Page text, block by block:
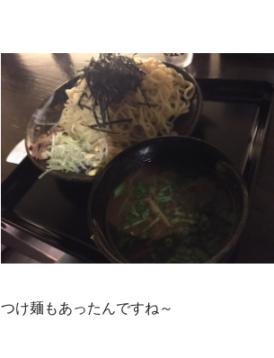
つけ麺もあったんですね～